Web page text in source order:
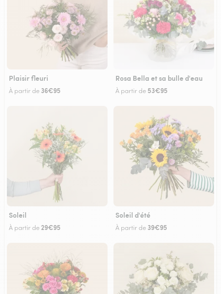
Plaisir fleuri
À partir de 36€95
Rosa Bella et sa bulle d'eau
À partir de 53€95
Soleil
À partir de29€95
Soleil d'été
À partir de 39€95